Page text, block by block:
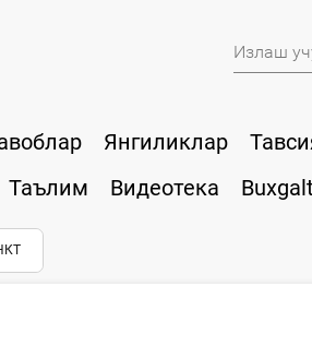
Янгиликлар
Таълим Видеотека